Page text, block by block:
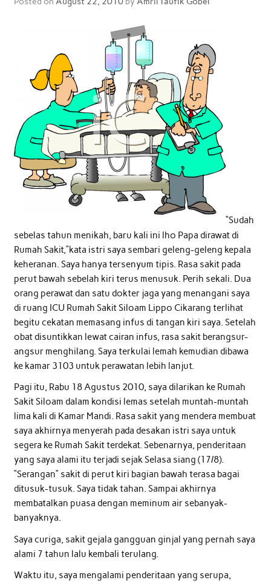
“Sudah
sebelas tahun menikah, baru kali ini lho Papa dirawat di
Rumah Sakit,”kata istri saya sembari geleng-geleng kepala
keheranan. Saya hanya tersenyum tipis. Rasa sakit pada
perut bawah sebelah kiri terus menusuk. Perih sekali. Dua
orang perawat dan satu dokter jaga yang menangani saya
di ruang ICU Rumah Sakit Siloam Lippo Cikarang terlihat
begitu cekatan memasang infus di tangan kiri saya. Setelah
obat disuntikkan lewat cairan infus, rasa sakit berangsur-
angsur menghilang. Saya terkulai lemah kemudian dibawa
ke kamar 3103 untuk perawatan lebih lanjut.
Pagi itu, Rabu 18 Agustus 2010, saya dilarikan ke Rumah
Sakit Siloam dalam kondisi lemas setelah muntah-muntah
lima kali di Kamar Mandi. Rasa sakit yang mendera membuat
saya akhirnya menyerah pada desakan istri saya untuk
segera ke Rumah Sakit terdekat. Sebenarnya, penderitaan
yang saya alami itu terjadi sejak Selasa siang (17/8).
“Serangan” sakit di perut kiri bagian bawah terasa bagai
ditusuk-tusuk. Saya tidak tahan. Sampai akhirnya
membatalkan puasa dengan meminum air sebanyak-
banyaknya.
Saya curiga, sakit gejala gangguan ginjal yang pernah saya
alami 7 tahun lalu kembali terulang.
Waktu itu, saya mengalami penderitaan yang serupa,